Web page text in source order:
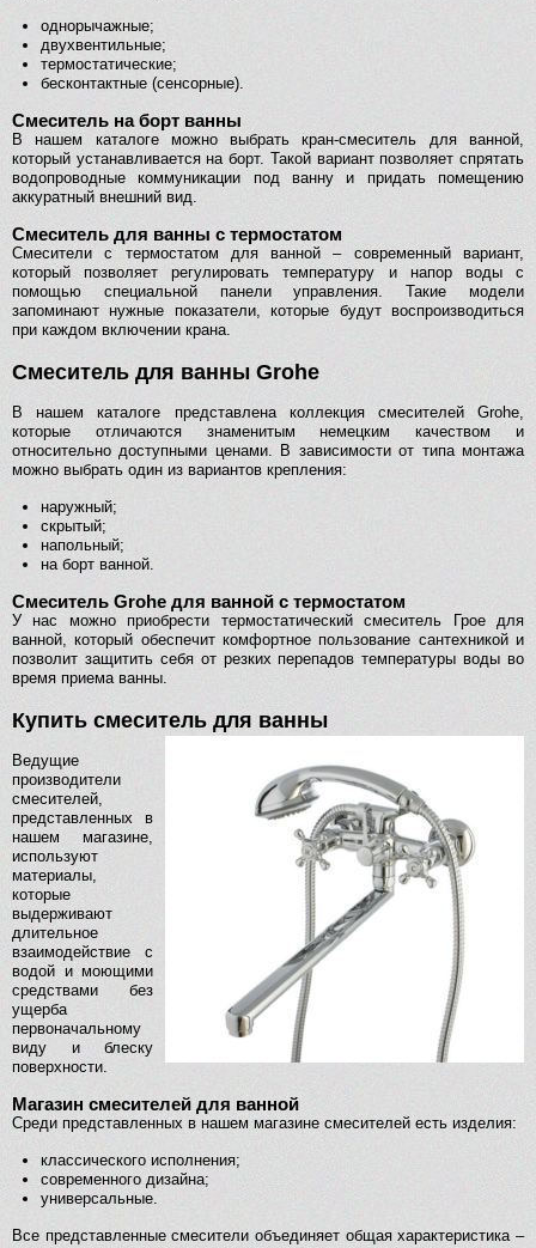
однорычажные;
двухвентильные;
термостатические;
бесконтактные (сенсорные).
Смеситель на борт ванны
В нашем каталоге можно выбрать кран-смеситель для ванной,
который устанавливается на борт. Такой вариант позволяет спрятать
водопроводные коммуникации под ванну и придать помещению
аккуратный внешний вид.
Смеситель для ванны с термостатом
Смесители с термостатом для ванной – современный вариант,
который позволяет регулировать температуру и напор воды с
помощью специальной панели управления. Такие модели
запоминают нужные показатели, которые будут воспроизводиться
при каждом включении крана.
Смеситель для ванны Grohe
В нашем каталоге представлена коллекция смесителей Grohe,
которые отличаются знаменитым немецким качеством и
относительно доступными ценами. В зависимости от типа монтажа
можно выбрать один из вариантов крепления:
наружный;
скрытый;
напольный;
на борт ванной.
Смеситель Grohe для ванной с термостатом
У нас можно приобрести термостатический смеситель Грое для
ванной, который обеспечит комфортное пользование сантехникой и
позволит защитить себя от резких перепадов температуры воды во
время приема ванны.
Купить смеситель для ванны
Ведущие
производители
смесителей,
представленных в
нашем магазине,
используют
материалы,
которые
выдерживают
длительное
взаимодействие с
водой и моющими
средствами без
ущерба
первоначальному
виду и блеску
поверхности.
Магазин смесителей для ванной
Среди представленных в нашем магазине смесителей есть изделия:
классического исполнения;
современного дизайна;
универсальные.
Все представленные смесители объединяет общая характеристика –